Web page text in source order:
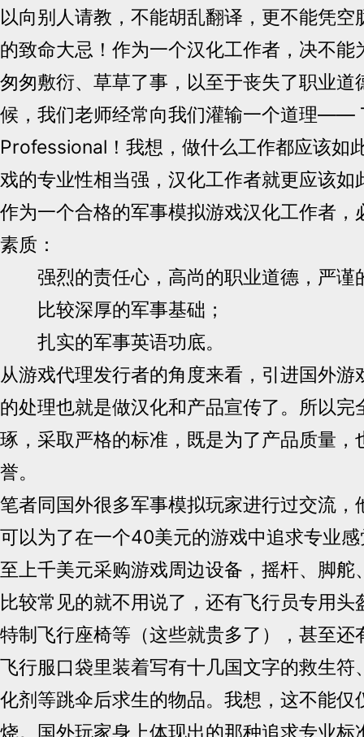
以向别人请教，不能胡乱翻译，更不能凭空
的致命大忌！作为一个汉化工作者，决不能
匆匆敷衍、草草了事，以至于丧失了职业道
候，我们老师经常向我们灌输一个道理——
Professional！我想，做什么工作都应该如
戏的专业性相当强，汉化工作者就更应该如
作为一个合格的军事模拟游戏汉化工作者，
素质：
强烈的责任心，高尚的职业道德，严谨
比较深厚的军事基础；
扎实的军事英语功底。
从游戏代理发行者的角度来看，引进国外游
的处理也就是做汉化和产品宣传了。所以完
琢，采取严格的标准，既是为了产品质量，
誉。
笔者同国外很多军事模拟玩家进行过交流，
可以为了在一个40美元的游戏中追求专业
至上千美元采购游戏周边设备，摇杆、脚舵
比较常见的就不用说了，还有飞行员专用头
特制飞行座椅等（这些就贵多了），甚至还
飞行服口袋里装着写有十几国文字的救生符
化剂等跳伞后求生的物品。我想，这不能仅
烧。国外玩家身上体现出的那种追求专业标